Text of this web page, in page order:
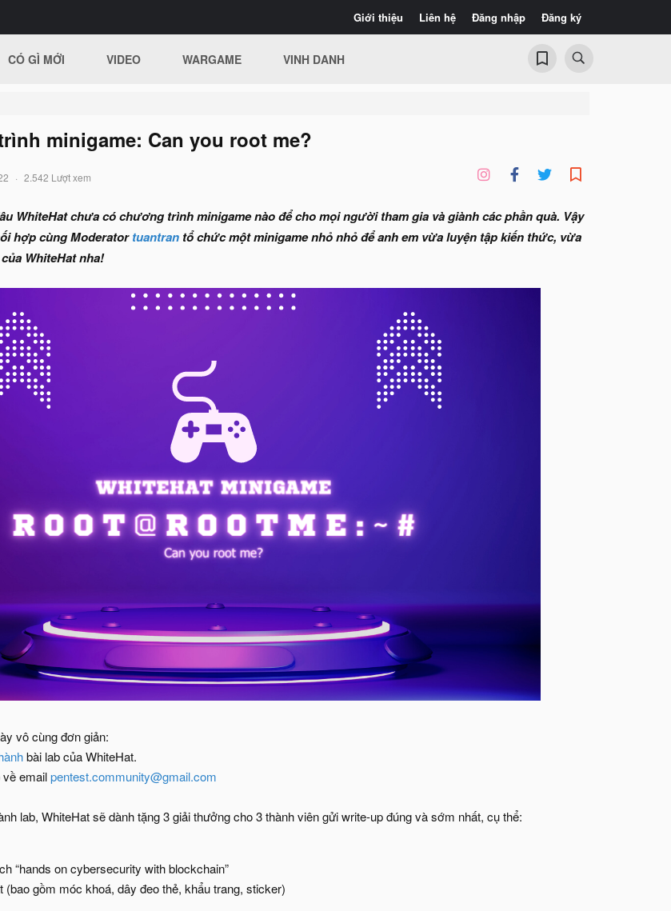
Giới thiệu Liên hệ Đăng nhập Đăng ký
CÓ GÌ MỚI VIDEO WARGAME VINH DANH
minigame: Can you root me?
2.542 Lượt xem
WhiteHat chưa có chương trình minigame nào để cho mọi người tham gia và giành các phần quà. Vậy
hợp cùng Moderatortuantran tổ chức một minigame nhỏ nhỏ để anh em vừa luyện tập kiến thức, vừa
WhiteHat nha!
vô cùng đơn giản:
bài lab của WhiteHat.
emailpentest.community@gmail.com
lab, WhiteHat sẽ dành tặng 3 giải thưởng cho 3 thành viên gửi write-up đúng và sớm nhất, cụ thể:
“hands on cybersecurity with blockchain”
(bao gồm móc khoá, dây đeo thẻ, khẩu trang, sticker)